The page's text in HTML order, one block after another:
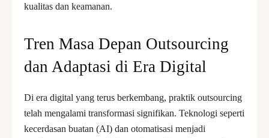
kualitas dan keamanan.
Tren Masa Depan Outsourcing
dan Adaptasi di Era Digital
Di era digital yang terus berkembang, praktik outsourcing
telah mengalami transformasi signifikan. Teknologi seperti
kecerdasan buatan (AI) dan otomatisasi menjadi